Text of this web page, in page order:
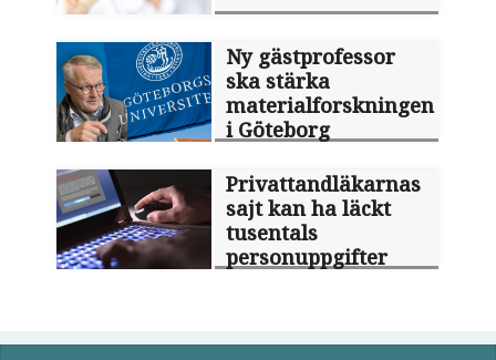
Ny gästprofessor
ska stärka
materialforskningen
i Göteborg
Privattandläkarnas
sajt kan ha läckt
tusentals
personuppgifter